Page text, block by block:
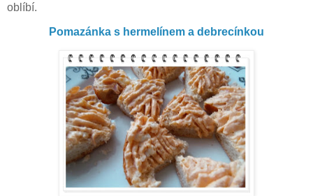
oblíbí.
Pomazánka s hermelínem a debrecínkou